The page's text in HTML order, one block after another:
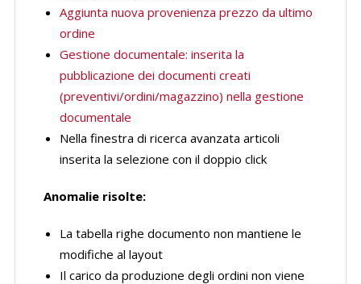
Aggiunta nuova provenienza prezzo da ultimo
ordine
Gestione documentale: inserita la
pubblicazione dei documenti creati
(preventivi/ordini/magazzino) nella gestione
documentale
Nella finestra di ricerca avanzata articoli
inserita la selezione con il doppio click
Anomalie risolte:
La tabella righe documento non mantiene le
modifiche al layout
Il carico da produzione degli ordini non viene